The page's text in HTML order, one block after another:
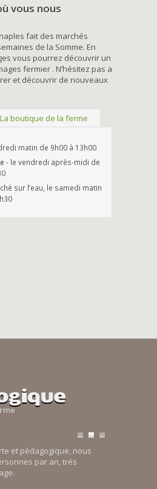
vous nous
fait des marchés
de la Somme. En
vous pourrez découvrir un
fermier . N’hésitez pas a
et découvrir de nouveaux
La boutique de la ferme
matin de 9h00 à 13h00
- le vendredi après-midi de
sur l’eau, le samedi matin
et pédagogique, nous
par an, trés